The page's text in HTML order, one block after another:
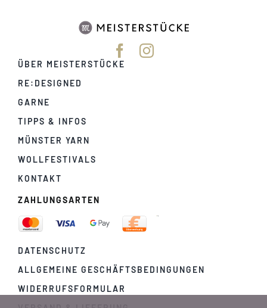
ÜBER MEISTERSTÜCKE
RE:DESIGNED
GARNE
TIPPS & INFOS
MÜNSTER YARN
WOLLFESTIVALS
KONTAKT
ZAHLUNGSARTEN
DATENSCHUTZ
ALLGEMEINE GESCHÄFTSBEDINGUNGEN
WIDERRUFSFORMULAR